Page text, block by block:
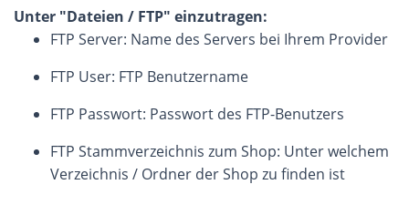
Unter "Dateien / FTP" einzutragen:
FTP Server: Name des Servers bei Ihrem Provider
FTP User: FTP Benutzername
FTP Passwort: Passwort des FTP-Benutzers
FTP Stammverzeichnis zum Shop: Unter welchem
Verzeichnis / Ordner der Shop zu finden ist